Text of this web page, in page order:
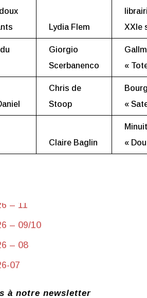
Lydia Flem
XXIe
Giorgio
Scerbanenco
«
Chris de
Stoop
«
Claire Baglin
Minuit
«
– 11
– 09/10
– 08
07
à notre newsletter